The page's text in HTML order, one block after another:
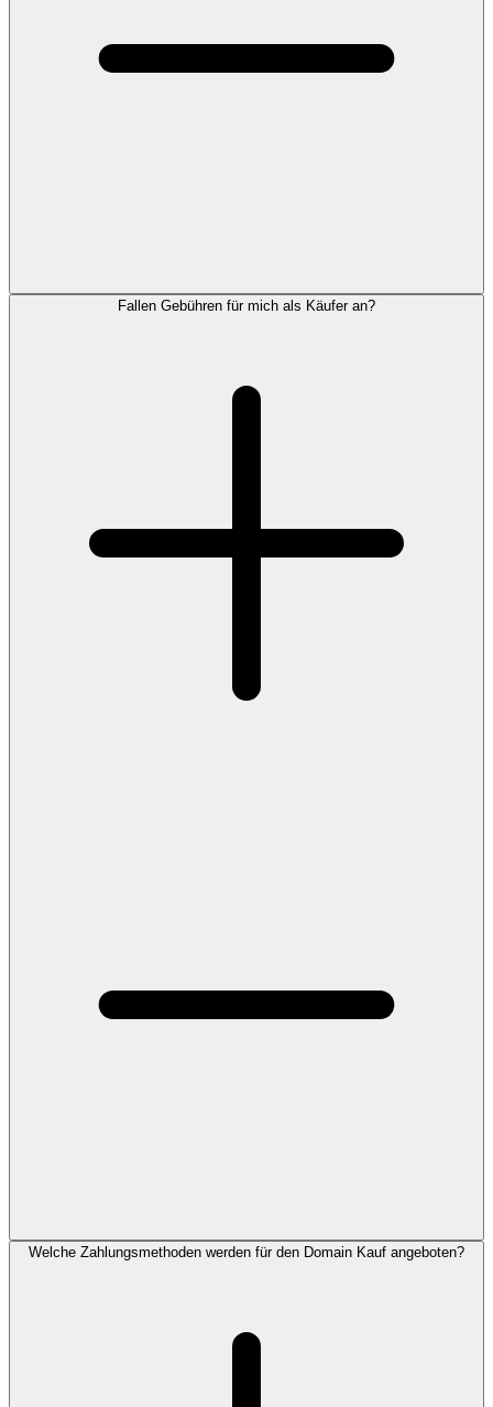
Fallen Gebühren für mich als Käufer an?
Welche Zahlungsmethoden werden für den Domain Kauf angeboten?